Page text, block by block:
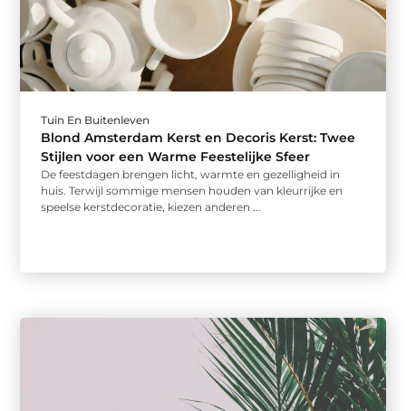
Tuin En Buitenleven
Blond Amsterdam Kerst en Decoris Kerst: Twee
Stijlen voor een Warme Feestelijke Sfeer
De feestdagen brengen licht, warmte en gezelligheid in
huis. Terwijl sommige mensen houden van kleurrijke en
speelse kerstdecoratie, kiezen anderen ...